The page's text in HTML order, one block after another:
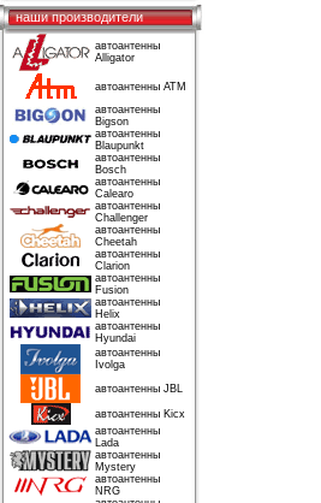
наши производители
автоантенны
Alligator
автоантенны ATM
автоантенны
Bigson
автоантенны
Blaupunkt
автоантенны
Bosch
автоантенны
Calearo
автоантенны
Challenger
автоантенны
Cheetah
автоантенны
Clarion
автоантенны
Fusion
автоантенны
Helix
автоантенны
Hyundai
автоантенны
Ivolga
автоантенны JBL
автоантенны Kicx
автоантенны
Lada
автоантенны
Mystery
автоантенны
NRG